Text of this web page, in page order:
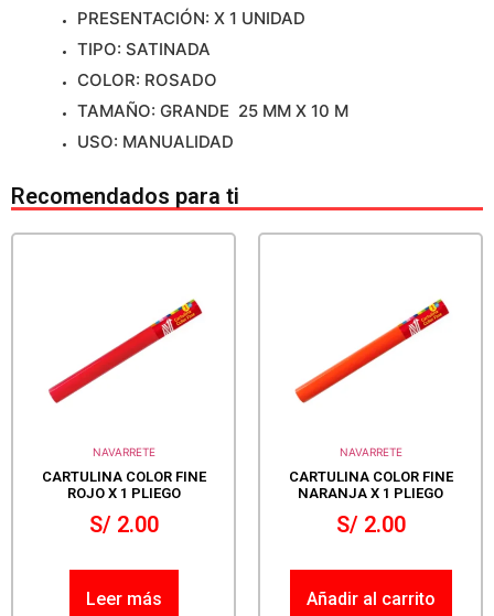
PRESENTACIÓN: X 1 UNIDAD
TIPO: SATINADA
COLOR: ROSADO
TAMAÑO: GRANDE 25 MM X 10 M
USO: MANUALIDAD
Recomendados para ti
NAVARRETE
CARTULINA COLOR FINE
ROJO X 1 PLIEGO
S/2.00
Leer más
NAVARRETE
CARTULINA COLOR FINE
NARANJA X 1 PLIEGO
S/2.00
Añadir al carrito